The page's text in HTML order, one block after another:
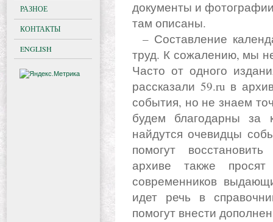
документы и
там описаны.
– Составление календарей – это большой кропотливый
труд. К сожалению, мы
Часто от одного
рассказали 59.ru в
события, но не знаем
будем благодарны за
найдутся очевидцы
помогут
архиве также просят
современников
идет речь в
помогут внести
РАЗНОЕ
КОНТАКТЫ
ENGLISH